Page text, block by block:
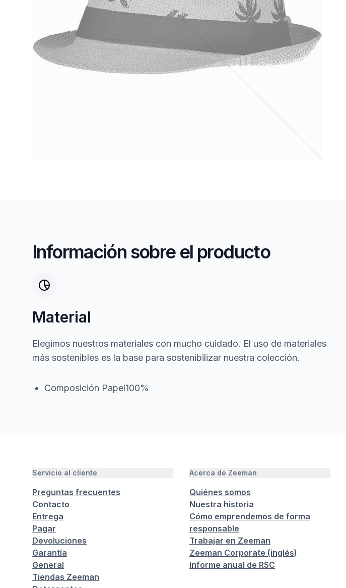
Información sobre el producto
Material
Elegimos nuestros materiales con mucho cuidado. El uso de materiales
más sostenibles es la base para sostenibilizar nuestra colección.
Composición Papel100%
Servicio al cliente
Preguntas frecuentes
Contacto
Entrega
Pagar
Devoluciones
Garantía
General
Tiendas Zeeman
Acerca de Zeeman
Quiénes somos
Nuestra historia
Cómo emprendemos de forma
responsable
Trabajar en Zeeman
Zeeman Corporate (inglés)
Informe anual de RSC